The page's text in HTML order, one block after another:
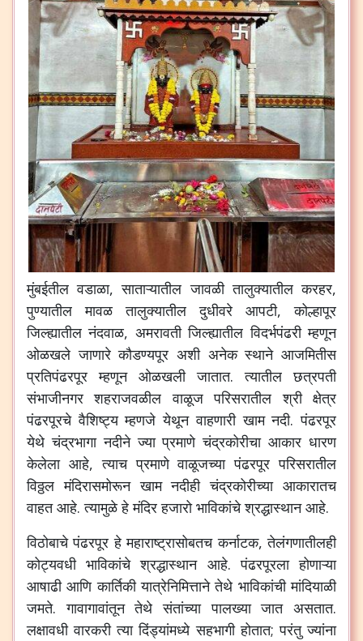
मुंबईतील वडाळा,साताऱ्यातील जावळी तालुक्यातील करहर,
पुण्यातील
मावळ तालुक्यातील दुधीवरे आपटी,कोल्हापूर
जिल्ह्यातील नंदवाळ, अमरावती जिल्ह्यातील विदर्भपंढरी म्हणून
ओळखले जाणारे कौडण्यपूर अशी अनेक स्थाने आजमितीस
प्रतिपंढरपूर म्हणून ओळखली जातात.त्यातील छत्रपती
संभाजीनगर शहराजवळील वाळूज परिसरातील श्री क्षेत्र
पंढरपूरचे वैशिष्ट्य म्हणजे येथून वाहणारी खाम नदी.पंढरपूर
येथे चंद्रभागा नदीने ज्या प्रमाणे चंद्रकोरीचा आकार धारण
केलेला आहे,त्याच प्रमाणे वाळूजच्या पंढरपूर परिसरातील
विठ्ठल मंदिरासमोरून खाम नदीही चंद्रकोरीच्या आकारातच
वाहत आहे.त्यामुळे हे मंदिर हजारो भाविकांचे श्रद्धास्थान आहे.
विठोबाचे पंढरपूर हे महाराष्ट्रासोबतच कर्नाटक,तेलंगणातीलही
कोट्यवधी भाविकांचे श्रद्धास्थान आहे.पंढरपूरला होणाऱ्या
आषाढी आणि कार्तिकी यात्रेनिमित्ताने तेथे भाविकांची मांदियाळी
जमते.गावागावांतून तेथे संतांच्या पालख्या जात असतात.
लक्षावधी वारकरी त्या दिंड्यांमध्ये सहभागी होतात;परंतु ज्यांना